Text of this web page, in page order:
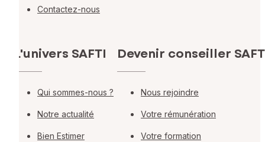
Contactez-nous
L'univers SAFTI
Qui sommes-nous ?
Notre actualité
Bien Estimer
Devenir conseiller
Nous rejoindre
Votre rémunération
Votre formation